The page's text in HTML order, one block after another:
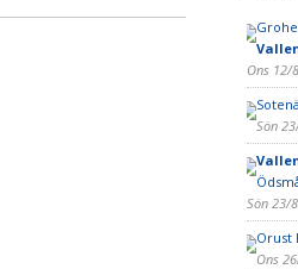
Ons 12/
Sön
Sön 23/
Orust
Ons